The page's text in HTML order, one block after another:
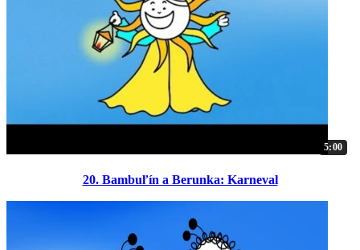
5:00
20. Bambuľín a Berunka: Karneval